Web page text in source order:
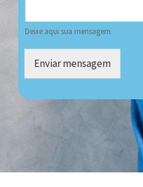
Deixe aqui sua mensagem.
Enviar mensagem